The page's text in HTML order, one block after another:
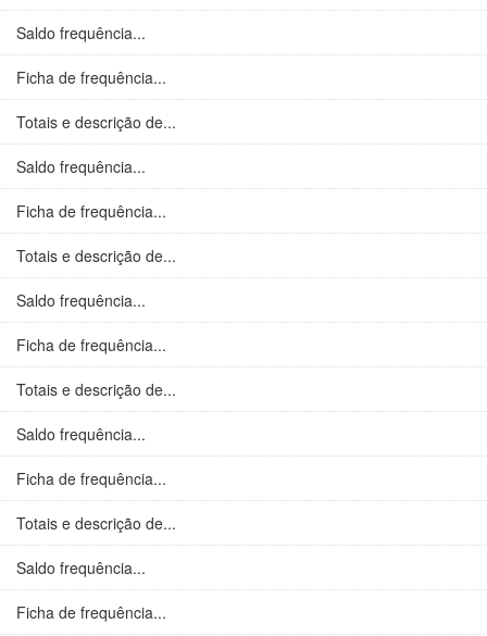
Saldo frequência...
Ficha de frequência...
Totais e descrição de...
Saldo frequência...
Ficha de frequência...
Totais e descrição de...
Saldo frequência...
Ficha de frequência...
Totais e descrição de...
Saldo frequência...
Ficha de frequência...
Totais e descrição de...
Saldo frequência...
Ficha de frequência...